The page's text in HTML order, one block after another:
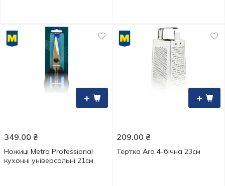
+
349.00 ₴
Ножиці Metro Professional
кухонні універсальні 21см
+
209.00 ₴
Тертка Aro 4-бічна 23см